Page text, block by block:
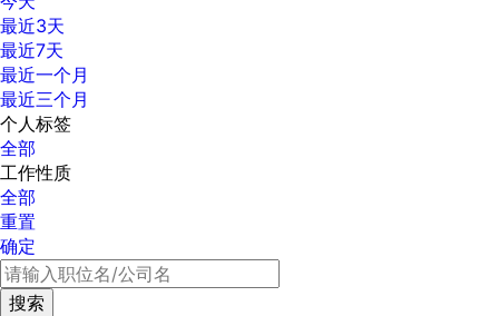
最近3天
最近7天
最近一个月
最近三个月
个人标签
全部
工作性质
全部
重置
确定